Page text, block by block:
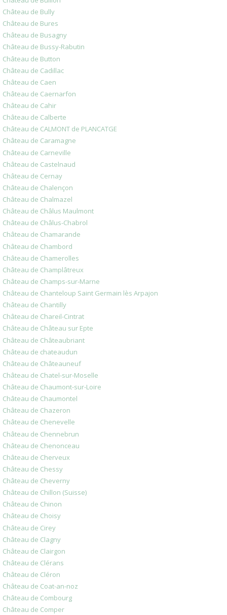
Château de Bully
Château de Bures
Château de Busagny
Château de Bussy-Rabutin
Château de Button
Château de Cadillac
Château de Caen
Château de Caernarfon
Château de Cahir
Château de Calberte
Château de CALMONT de PLANCATGE
Château de Caramagne
Château de Carneville
Château de Castelnaud
Château de Cernay
Château de Chalençon
Château de Chalmazel
Château de Châlus Maulmont
Château de Châlus-Chabrol
Château de Chamarande
Château de Chambord
Château de Chamerolles
Château de Champlâtreux
Château de Champs-sur-Marne
Château de Chanteloup Saint Germain lès Arpajon
Château de Chantilly
Château de Chareil-Cintrat
Château de Château sur Epte
Château de Châteaubriant
Château de chateaudun
Château de Châteauneuf
Château de Chatel-sur-Moselle
Château de Chaumont-sur-Loire
Château de Chaumontel
Château de Chazeron
Château de Chenevelle
Château de Chennebrun
Château de Chenonceau
Château de Cherveux
Château de Chessy
Château de Cheverny
Château de Chillon (Suisse)
Château de Chinon
Château de Choisy
Château de Cirey
Château de Clagny
Château de Clairgon
Château de Clérans
Château de Cléron
Château de Coat-an-noz
Château de Combourg
Château de Comper